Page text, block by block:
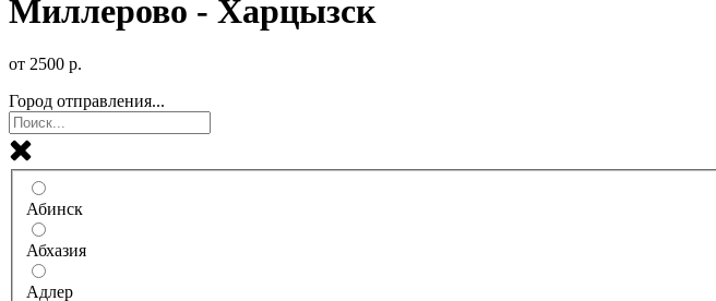
Миллерово - Харцызск
от 2500 р.
Город отправления...
Абинск
Абхазия
Адлер